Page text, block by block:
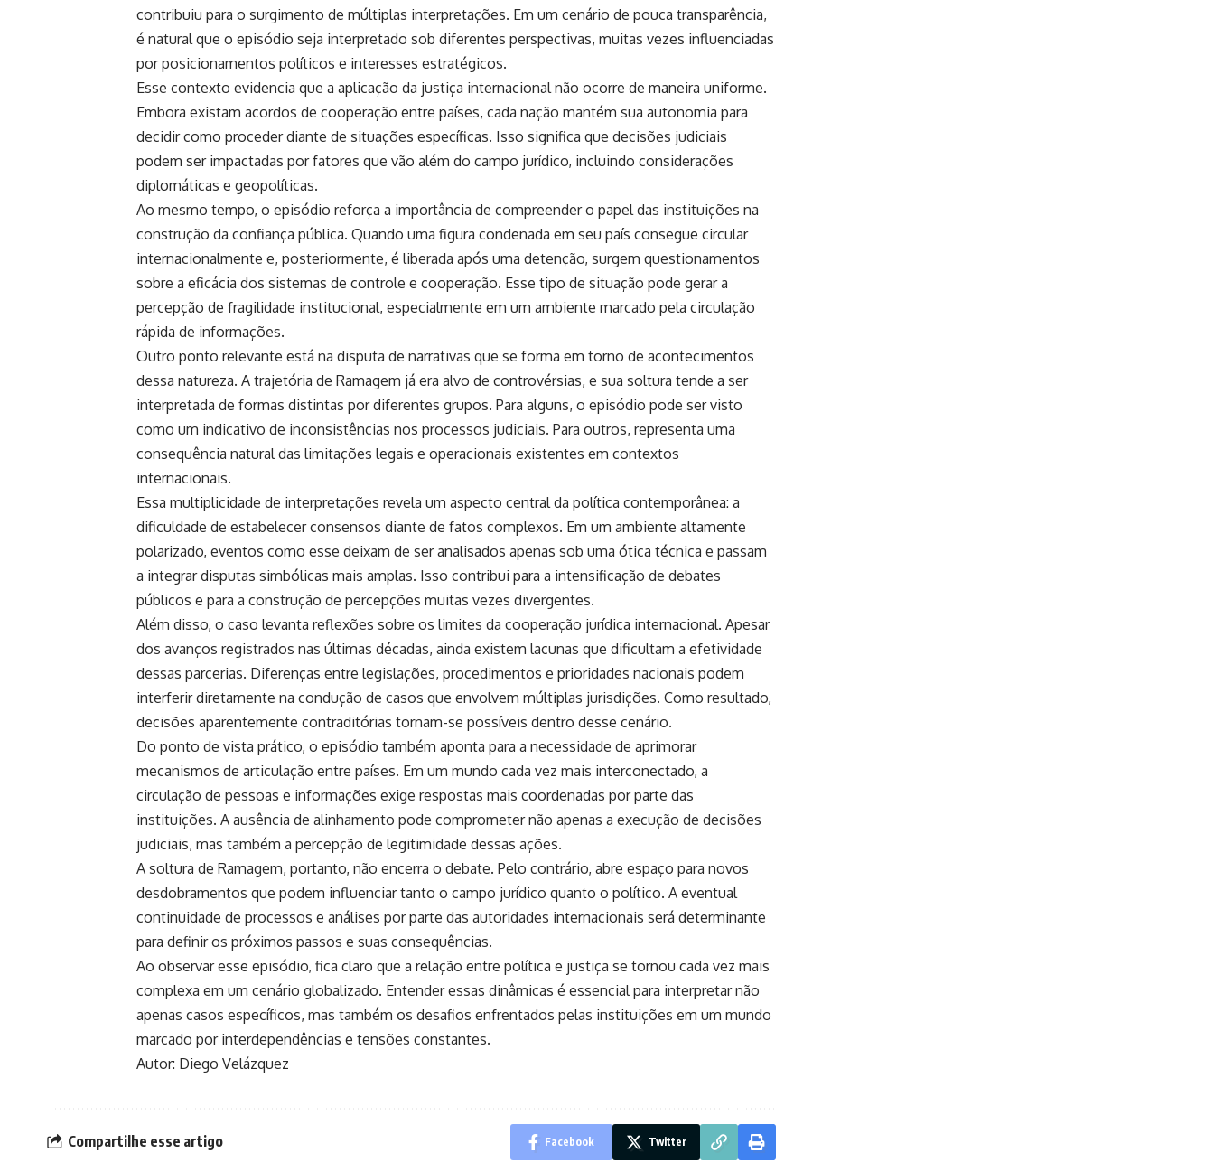
contribuiu para o surgimento de múltiplas interpretações. Em um cenário de pouca transparência,
é natural que o episódio seja interpretado sob diferentes perspectivas, muitas vezes influenciadas
por posicionamentos políticos e interesses estratégicos.
Esse contexto evidencia que a aplicação da justiça internacional não ocorre de maneira uniforme.
Embora existam acordos de cooperação entre países, cada nação mantém sua autonomia para
decidir como proceder diante de situações específicas. Isso significa que decisões judiciais
podem ser impactadas por fatores que vão além do campo jurídico, incluindo considerações
diplomáticas e geopolíticas.
Ao mesmo tempo, o episódio reforça a importância de compreender o papel das instituições na
construção da confiança pública. Quando uma figura condenada em seu país consegue circular
internacionalmente e, posteriormente, é liberada após uma detenção, surgem questionamentos
sobre a eficácia dos sistemas de controle e cooperação. Esse tipo de situação pode gerar a
percepção de fragilidade institucional, especialmente em um ambiente marcado pela circulação
rápida de informações.
Outro ponto relevante está na disputa de narrativas que se forma em torno de acontecimentos
dessa natureza. A trajetória de Ramagem já era alvo de controvérsias, e sua soltura tende a ser
interpretada de formas distintas por diferentes grupos. Para alguns, o episódio pode ser visto
como um indicativo de inconsistências nos processos judiciais. Para outros, representa uma
consequência natural das limitações legais e operacionais existentes em contextos
internacionais.
Essa multiplicidade de interpretações revela um aspecto central da política contemporânea: a
dificuldade de estabelecer consensos diante de fatos complexos. Em um ambiente altamente
polarizado, eventos como esse deixam de ser analisados apenas sob uma ótica técnica e passam
a integrar disputas simbólicas mais amplas. Isso contribui para a intensificação de debates
públicos e para a construção de percepções muitas vezes divergentes.
Além disso, o caso levanta reflexões sobre os limites da cooperação jurídica internacional. Apesar
dos avanços registrados nas últimas décadas, ainda existem lacunas que dificultam a efetividade
dessas parcerias. Diferenças entre legislações, procedimentos e prioridades nacionais podem
interferir diretamente na condução de casos que envolvem múltiplas jurisdições. Como resultado,
decisões aparentemente contraditórias tornam-se possíveis dentro desse cenário.
Do ponto de vista prático, o episódio também aponta para a necessidade de aprimorar
mecanismos de articulação entre países. Em um mundo cada vez mais interconectado, a
circulação de pessoas e informações exige respostas mais coordenadas por parte das
instituições. A ausência de alinhamento pode comprometer não apenas a execução de decisões
judiciais, mas também a percepção de legitimidade dessas ações.
A soltura de Ramagem, portanto, não encerra o debate. Pelo contrário, abre espaço para novos
desdobramentos que podem influenciar tanto o campo jurídico quanto o político. A eventual
continuidade de processos e análises por parte das autoridades internacionais será determinante
para definir os próximos passos e suas consequências.
Ao observar esse episódio, fica claro que a relação entre política e justiça se tornou cada vez mais
complexa em um cenário globalizado. Entender essas dinâmicas é essencial para interpretar não
apenas casos específicos, mas também os desafios enfrentados pelas instituições em um mundo
marcado por interdependências e tensões constantes.
Autor: Diego Velázquez
Compartilhe esse artigo Facebook Twitter